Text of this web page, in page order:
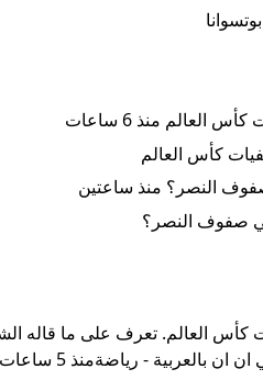
منذ 6 ساعات
النصر؟ منذ ساعتين
- رياضةمنذ 5 ساعات